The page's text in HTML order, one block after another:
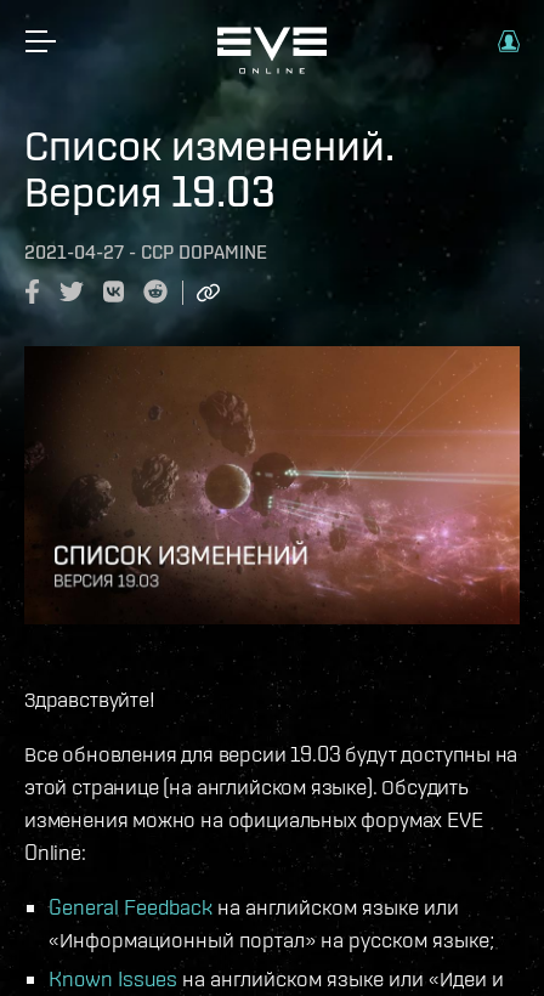
Список изменений.
Версия 19.03
2021-04-27 - CCP DOPAMINE
Здравствуйте!
Все обновления для версии 19.03 будут доступны на
этой странице (на английском языке). Обсудить
изменения можно на официальных форумах EVE
Online:
General Feedback на английском языке или
«Информационный портал» на русском языке;
Known Issues на английском языке или «Идеи и